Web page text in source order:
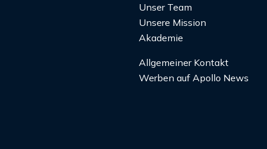
Unser Team
Unsere Mission
Akademie
Allgemeiner Kontakt
Werben auf Apollo News